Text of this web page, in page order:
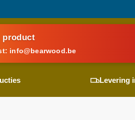
info@ bearwood .be
Levering